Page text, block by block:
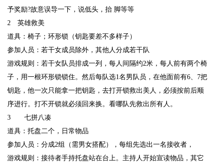
予奖励?故意误导一下，说低头，抬 脚等等
2 英雄救美
道具：椅子；环形锁（钥匙要差不多样子）
参加人员：若干女成员除外，其他人分成若干队
游戏规则：若干女队员排成一列，每人间隔约2米，每人前有两个椅
子，用一根环形锁锁住。然后每队选1名男队员，在他面前有6、7把
钥匙，他一次只能拿一把钥匙，去打开锁救出美人，必须按前后顺
序进行。打不开锁就必须回来换。看哪队先救出所有人。
3 七拼八凑
道具：托盘二个，日常物品
参加人员：分成2组（需男女搭配），每组先选出一名接收者，
游戏规则：接待者手持托盘站在台上。主持人开始宣读物品，其它